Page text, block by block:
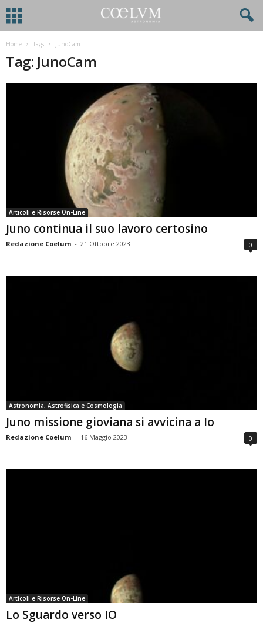
Home Tags JunoCam
Tag: JunoCam
Articoli e Risorse On-Line
Juno continua il suo lavoro certosino
Redazione Coelum - 21 Ottobre 2023 0
Astronomia, Astrofisica e Cosmologia
Juno missione gioviana si avvicina a Io
Redazione Coelum - 16 Maggio 2023 0
Articoli e Risorse On-Line
Lo Sguardo verso IO